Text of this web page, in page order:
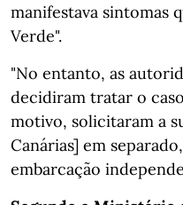
manifestava sintomas
Verde".
"No entanto, as
decidiram tratar o
motivo, solicitaram a
Canárias] em
embarcação